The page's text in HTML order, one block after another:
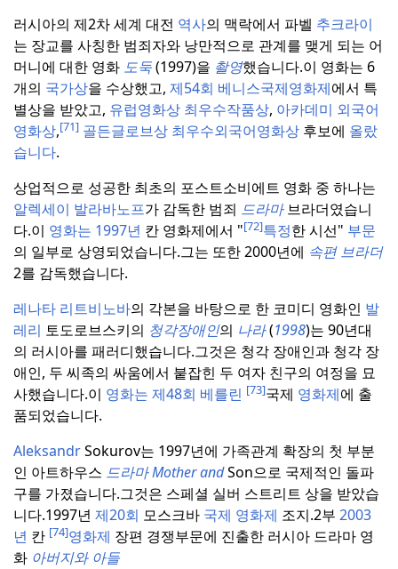
러시아의 제2차 세계 대전 역사의 맥락에서 파벨 추크라이
는 장교를 사칭한 범죄자와 낭만적으로 관계를 맺게 되는 어
머니에 대한 영화 도둑(1997)을 촬영했습니다.이 영화는 6
개의 국가상을 수상했고, 제54회 베니스국제영화제에서 특
별상을 받았고, 유럽영화상 최우수작품상, 아카데미 외국어
영화상,[71] 골든글로브상 최우수외국어영화상 후보에 올랐
습니다.
상업적으로 성공한 최초의 포스트소비에트 영화 중 하나는
알렉세이 발라바노프가 감독한 범죄 드라마브라더였습니
다.이 영화는 1997년 칸 영화제에서 "[72]특정한 시선" 부문
의 일부로 상영되었습니다.그는 또한 2000년에 속편 브라더
2를 감독했습니다.
레나타 리트비노바의 각본을 바탕으로 한 코미디 영화인 발
레리 토도로브스키의 청각장애인의 나라(1998)는 90년대
의 러시아를 패러디했습니다.그것은 청각 장애인과 청각 장
애인, 두 씨족의 싸움에서 붙잡힌 두 여자 친구의 여정을 묘
사했습니다.이 영화는 제48회 베를린 [73]국제 영화제에 출
품되었습니다.
AleksandrSokurov는 1997년에 가족관계 확장의 첫 부분
인 아트하우스 드라마 Mother andSon으로 국제적인 돌파
구를 가졌습니다.그것은 스페셜 실버 스트리트 상을 받았습
니다.1997년 제20회 모스크바 국제 영화제 조지.2부 2003
년 칸 [74]영화제 장편 경쟁부문에 진출한 러시아 드라마 영
화 아버지와 아들